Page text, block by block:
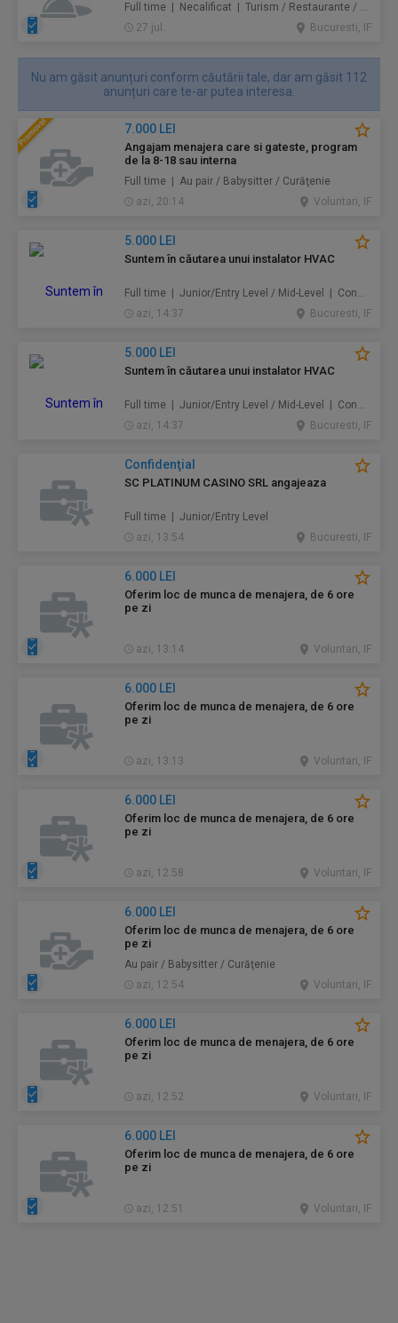
Full time | Necalificat | Turism / Restaurante / Hoteluri
27 jul.
Bucuresti, IF
Nu am găsit anunțuri conform căutării tale, dar am găsit 112
anunțuri care te-ar putea interesa.
7.000 LEI
Angajam menajera care si gateste, program
de la 8-18 sau interna
Full time | Au pair / Babysitter / Curăţenie
azi, 20:14
Voluntari, IF
5.000 LEI
Suntem în căutarea unui instalator HVAC
Full time | Junior/Entry Level / Mid-Level | Construcţii / Amenajări
azi, 14:37
Bucuresti, IF
5.000 LEI
Suntem în căutarea unui instalator HVAC
Full time | Junior/Entry Level / Mid-Level | Construcţii / Amenajări
azi, 14:37
Bucuresti, IF
Confidenţial
SC PLATINUM CASINO SRL angajeaza
Full time | Junior/Entry Level
azi, 13:54
Bucuresti, IF
6.000 LEI
Oferim loc de munca de menajera, de 6 ore
pe zi
azi, 13:14 Voluntari, IF
6.000 LEI
Oferim loc de munca de menajera, de 6 ore
pe zi
azi, 13:13 Voluntari, IF
6.000 LEI
Oferim loc de munca de menajera, de 6 ore
pe zi
azi, 12:58 Voluntari, IF
6.000 LEI
Oferim loc de munca de menajera, de 6 ore
pe zi
Au pair / Babysitter / Curăţenie
azi, 12:54
Voluntari, IF
6.000 LEI
Oferim loc de munca de menajera, de 6 ore
pe zi
azi, 12:52 Voluntari, IF
6.000 LEI
Oferim loc de munca de menajera, de 6 ore
pe zi
azi, 12:51 Voluntari, IF